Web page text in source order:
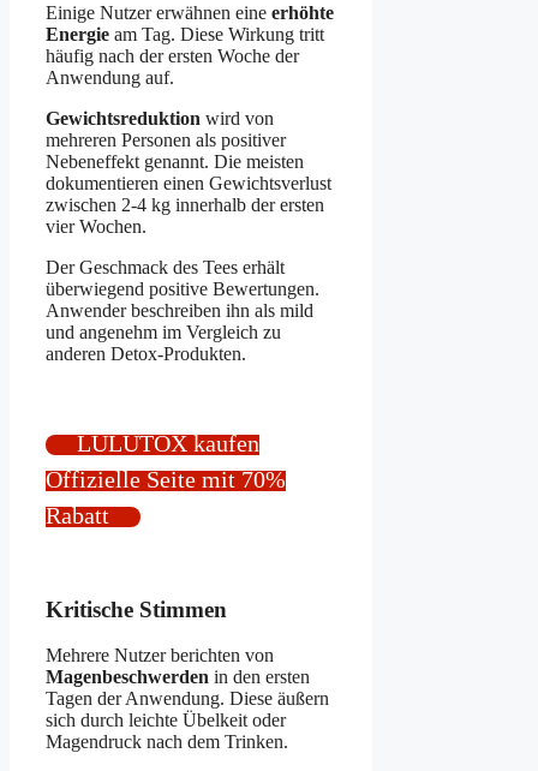
Einige Nutzer erwähnen eine erhöhte
Energie am Tag. Diese Wirkung tritt
häufig nach der ersten Woche der
Anwendung auf.
Gewichtsreduktion wird von
mehreren Personen als positiver
Nebeneffekt genannt. Die meisten
dokumentieren einen Gewichtsverlust
zwischen 2-4 kg innerhalb der ersten
vier Wochen.
Der Geschmack des Tees erhält
überwiegend positive Bewertungen.
Anwender beschreiben ihn als mild
und angenehm im Vergleich zu
anderen Detox-Produkten.
LULUTOX kaufen
Offizielle Seite mit 70%
Rabatt
Kritische Stimmen
Mehrere Nutzer berichten von
Magenbeschwerden in den ersten
Tagen der Anwendung. Diese äußern
sich durch leichte Übelkeit oder
Magendruck nach dem Trinken.